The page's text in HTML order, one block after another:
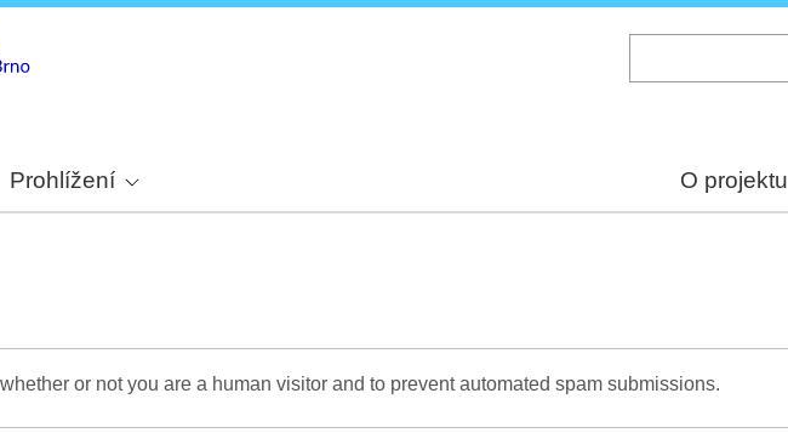
Prohlížení O projektu
or not you are a human visitor and to prevent automated spam submissions.